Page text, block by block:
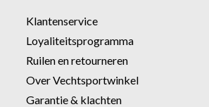
Klantenservice
Loyaliteitsprogramma
Ruilen en retourneren
Over Vechtsportwinkel
Garantie & klachten